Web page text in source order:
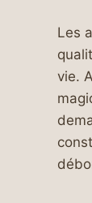
Les
vie.